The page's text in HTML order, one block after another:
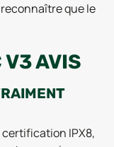
que le
V3 AVIS
certification IPX8,